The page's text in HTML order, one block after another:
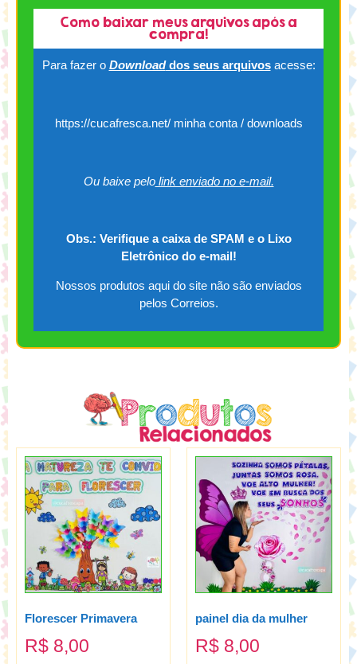
Como baixar meus arquivos após a
compra!
Para fazer o Downloaddos seus arquivos acesse:
https://cucafresca.net/ minha conta / downloads
Ou baixe pelolink enviado no e-mail.
Obs.: Verifique a caixa de SPAM e o Lixo
Eletrônico do e-mail!
Nossos produtos aqui do site não são enviados
pelos Correios.
Florescer Primavera
R$ 8,00
painel dia da mulher
R$ 8,00